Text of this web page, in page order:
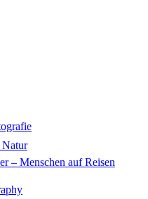
– Menschen auf Reisen